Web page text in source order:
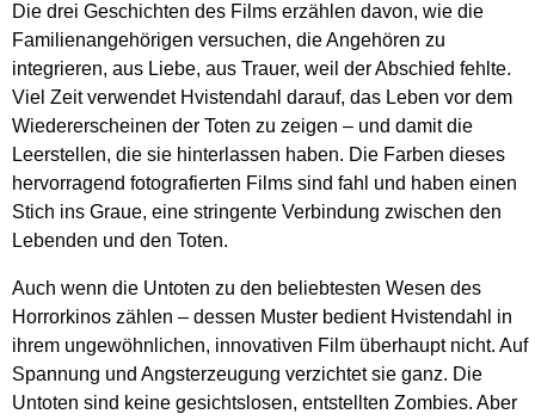
Die drei Geschichten des Films erzählen davon, wie die
Familienangehörigen versuchen, die Angehören zu
integrieren, aus Liebe, aus Trauer, weil der Abschied fehlte.
Viel Zeit verwendet Hvistendahl darauf, das Leben vor dem
Wiedererscheinen der Toten zu zeigen – und damit die
Leerstellen, die sie hinterlassen haben. Die Farben dieses
hervorragend fotografierten Films sind fahl und haben einen
Stich ins Graue, eine stringente Verbindung zwischen den
Lebenden und den Toten.
Auch wenn die Untoten zu den beliebtesten Wesen des
Horrorkinos zählen – dessen Muster bedient Hvistendahl in
ihrem ungewöhnlichen, innovativen Film überhaupt nicht. Auf
Spannung und Angsterzeugung verzichtet sie ganz. Die
Untoten sind keine gesichtslosen, entstellten Zombies. Aber